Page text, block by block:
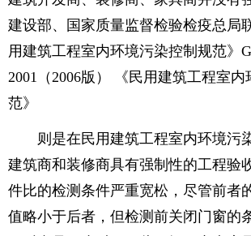
建设部、国家质量监督检验检疫总局
用建筑工程室内环境污染控制规范》
2001（2006版） 《民用建筑工程室
范》
则是在民用建筑工程室内环境污
建筑商和装修商具有强制性的工程验
件比的检测条件严重宽松，尽管前者
值略小于后者，但检测前关闭门窗的